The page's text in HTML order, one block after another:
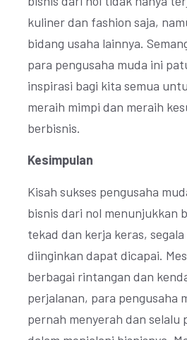
kuliner dan fashion saja,
bidang usaha lainnya.
para pengusaha muda ini
inspirasi bagi kita semua
meraih mimpi dan meraih
berbisnis.
Kesimpulan
Kisah sukses pengusaha
bisnis dari nol menunjukkan
tekad dan kerja keras, segala
diinginkan dapat dicapai.
berbagai rintangan dan
perjalanan, para pengusaha
pernah menyerah dan selalu